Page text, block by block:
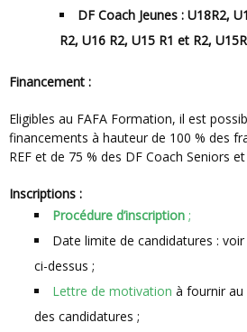
DF Coach Jeunes : U18R2,
R2, U16 R2, U15 R1 et R2,
Financement :
Eligibles au FAFA Formation, il est possible d’obtenir des
financements à hauteur de 100 % des
REF et de 75 % des DF Coach Seniors
Inscriptions :
Procédure d’inscription ;
Date limite de candidatures :
ci-dessus ;
Lettre de motivation à fournir
des candidatures ;